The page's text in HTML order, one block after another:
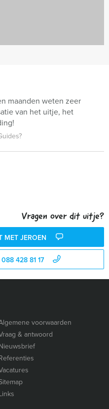
maanden weten zeer
van het uitje, het
Vragen over dit uitje?
MET JEROEN
088 428 81 17
voorwaarden
& antwoord